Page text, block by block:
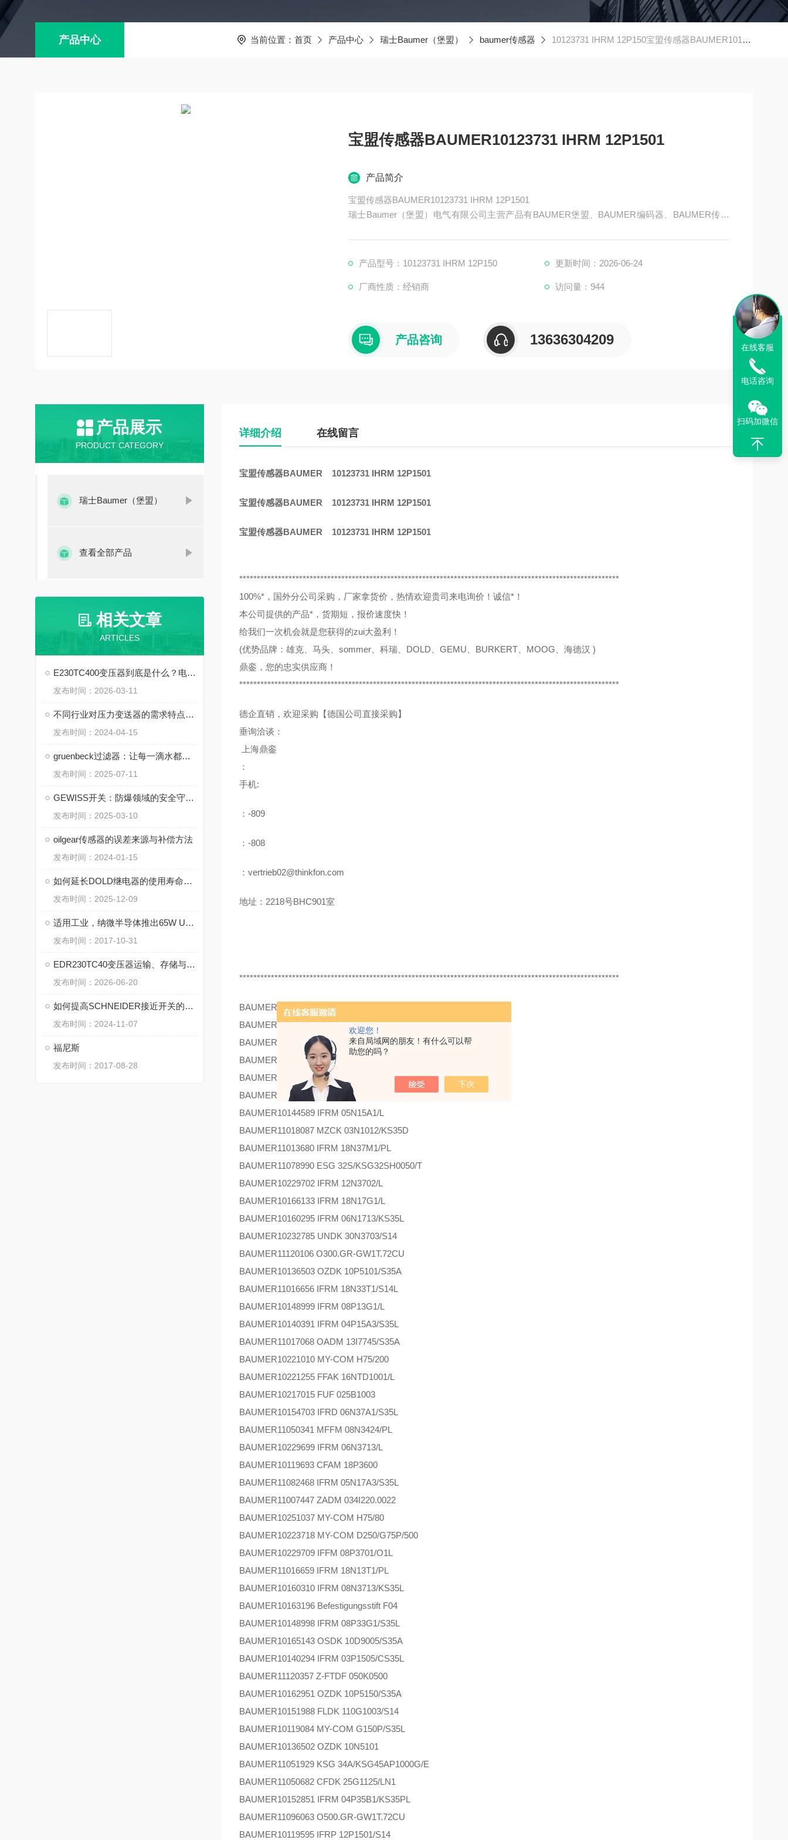
欢迎您！
来自局域网的朋友！有什么可以帮
助您的吗？
产品中心 当前位置： 首页 产品中心 瑞士Baumer（堡盟） baumer传感器 10123731 IHRM 12P150宝盟传感器BAUMER10123731 IHRM 12P1501
宝盟传感器BAUMER10123731 IHRM 12P1501
产品简介
宝盟传感器BAUMER10123731 IHRM 12P1501
瑞士Baumer（堡盟）电气有限公司主营产品有BAUMER堡盟、BAUMER编码器、BAUMER传感
产品型号：10123731 IHRM 12P150
更新时间：2026-06-24
厂商性质：经销商 访问量：944
产品咨询 13636304209
产品展示
PRODUCT CATEGORY
瑞士Baumer（堡盟）
查看全部产品
相关文章
ARTICLES
E230TC400变压器到底是什么？电力系统里的 “心脏” 角色
发布时间：2026-03-11
不同行业对压力变送器的需求特点分析
发布时间：2024-04-15
gruenbeck过滤器：让每一滴水都纯净安全
发布时间：2025-07-11
GEWISS开关：防爆领域的安全守护者
发布时间：2025-03-10
oilgear传感器的误差来源与补偿方法
发布时间：2024-01-15
如何延长DOLD继电器的使用寿命与维护技巧
发布时间：2025-12-09
适用工业，纳微半导体推出65W USB-PD的GaN功率IC
发布时间：2017-10-31
EDR230TC40变压器运输、存储与现场安装注意事项
发布时间：2026-06-20
如何提高SCHNEIDER接近开关的使用寿命
发布时间：2024-11-07
福尼斯
发布时间：2017-08-28
详细介绍 在线留言
宝盟传感器BAUMER 10123731 IHRM 12P1501
宝盟传感器BAUMER 10123731 IHRM 12P1501
宝盟传感器BAUMER 10123731 IHRM 12P1501
************************************************************************************************************
100%*，国外分公司采购，厂家拿货价，热情欢迎贵司来电询价！诚信*！
本公司提供的产品*，货期短，报价速度快！
给我们一次机会就是您获得的zui大盈利！
(优势品牌：雄克、马头、sommer、科瑞、DOLD、GEMU、BURKERT、MOOG、海德汉 )
鼎銮，您的忠实供应商！
************************************************************************************************************
德企直销，欢迎采购【德国公司直接采购】
垂询洽谈：
上海鼎銮
：
手机:
：-809
：-808
：vertrieb02@thinkfon.com
地址：2218号BHC901室
************************************************************************************************************
BAUMER 11135756 U500.DA0-IA1B.72O
BAUMER10148991 IFRM 06P13G1/L
BAUMER 11080142 OADK 25I7480/S14C
BAUMER 10221749 FSF 100A3022
BAUMER 10128224 UZAM 30P6803/S14C
BAUMER 10156738 Lichtleiterverlängerung 2m
BAUMER10144589 IFRM 05N15A1/L
BAUMER11018087 MZCK 03N1012/KS35D
BAUMER11013680 IFRM 18N37M1/PL
BAUMER11078990 ESG 32S/KSG32SH0050/T
BAUMER10229702 IFRM 12N3702/L
BAUMER10166133 IFRM 18N17G1/L
BAUMER10160295 IFRM 06N1713/KS35L
BAUMER10232785 UNDK 30N3703/S14
BAUMER11120106 O300.GR-GW1T.72CU
BAUMER10136503 OZDK 10P5101/S35A
BAUMER11016656 IFRM 18N33T1/S14L
BAUMER10148999 IFRM 08P13G1/L
BAUMER10140391 IFRM 04P15A3/S35L
BAUMER11017068 OADM 13I7745/S35A
BAUMER10221010 MY-COM H75/200
BAUMER10221255 FFAK 16NTD1001/L
BAUMER10217015 FUF 025B1003
BAUMER10154703 IFRD 06N37A1/S35L
BAUMER11050341 MFFM 08N3424/PL
BAUMER10229699 IFRM 06N3713/L
BAUMER10119693 CFAM 18P3600
BAUMER11082468 IFRM 05N17A3/S35L
BAUMER11007447 ZADM 034I220.0022
BAUMER10251037 MY-COM H75/80
BAUMER10223718 MY-COM D250/G75P/500
BAUMER10229709 IFFM 08P3701/O1L
BAUMER11016659 IFRM 18N13T1/PL
BAUMER10160310 IFRM 08N3713/KS35L
BAUMER10163196 Befestigungsstift F04
BAUMER10148998 IFRM 08P33G1/S35L
BAUMER10165143 OSDK 10D9005/S35A
BAUMER10140294 IFRM 03P1505/CS35L
BAUMER11120357 Z-FTDF 050K0500
BAUMER10162951 OZDK 10P5150/S35A
BAUMER10151988 FLDK 110G1003/S14
BAUMER10119084 MY-COM G150P/S35L
BAUMER10136502 OZDK 10N5101
BAUMER11051929 KSG 34A/KSG45AP1000G/E
BAUMER11050682 CFDK 25G1125/LN1
BAUMER10152851 IFRM 04P35B1/KS35PL
BAUMER11096063 O500.GR-GW1T.72CU
BAUMER10119595 IFRP 12P1501/S14
在线客服
电话咨询
扫码加微信